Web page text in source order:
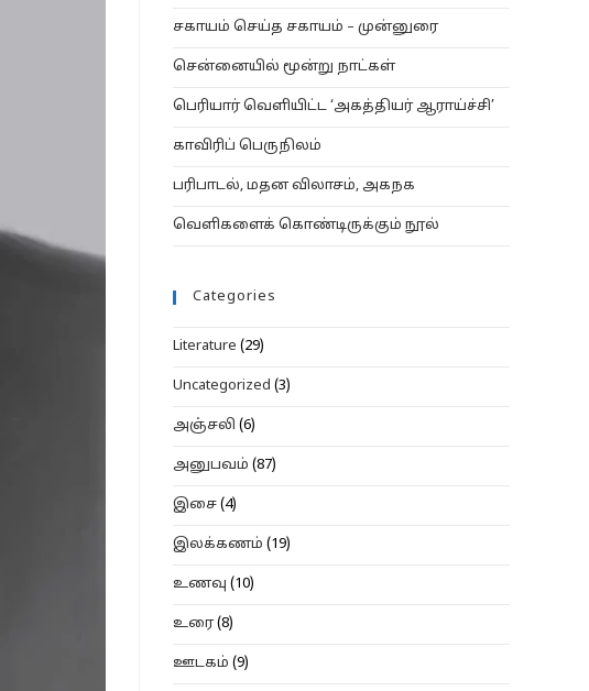
சகாயம் செய்த சகாயம் – முன்னுரை
சென்னையில் மூன்று நாட்கள்
பெரியார் வெளியிட்ட ‘அகத்தியர் ஆராய்ச்சி’
காவிரிப் பெருநிலம்
பரிபாடல், மதன விலாசம், அகநக
வெளிகளைக் கொண்டிருக்கும் நூல்
Categories
Literature (29)
Uncategorized (3)
அஞ்சலி (6)
அனுபவம் (87)
இசை(4)
இலக்கணம் (19)
உணவு (10)
உரை(8)
ஊடகம் (9)